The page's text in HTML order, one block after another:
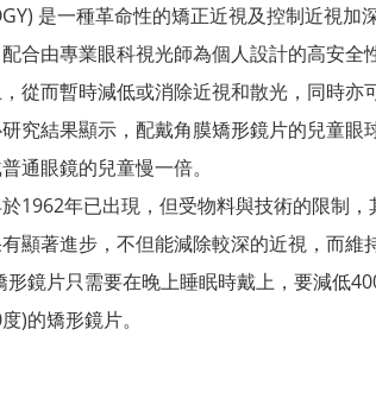
是一種革命性的矯正近視及控制近視加
合由專業眼科視光師為個人設計的高安全
從而暫時減低或消除近視和散光，同時亦
究結果顯示，配戴角膜矯形鏡片的兒童
通眼鏡的兒童慢一倍。
1962年已出現，但受物料與技術的限制
顯著進步，不但能減除較深的近視，而
形鏡片只需要在晚上睡眠時戴上，要減低
)的矯形鏡片。